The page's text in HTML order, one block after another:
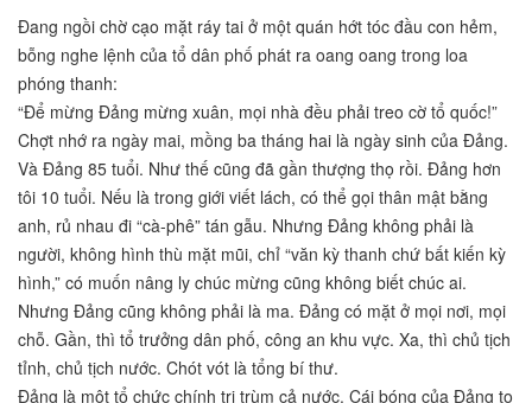
Đang ngồi chờ cạo mặt ráy tai ở một quán hớt tóc đầu con hẻm,
bỗng nghe lệnh của tổ dân phố phát ra oang oang trong loa
phóng thanh:
“Để mừng Đảng mừng xuân, mọi nhà đều phải treo cờ tổ quốc!”
Chợt nhớ ra ngày mai, mồng ba tháng hai là ngày sinh của Đảng.
Và Đảng 85 tuổi. Như thế cũng đã gần thượng thọ rồi. Đảng hơn
tôi 10 tuổi. Nếu là trong giới viết lách, có thể gọi thân mật bằng
anh, rủ nhau đi “cà-phê” tán gẫu. Nhưng Đảng không phải là
người, không hình thù mặt mũi, chỉ “văn kỳ thanh chứ bất kiến kỳ
hình,” có muốn nâng ly chúc mừng cũng không biết chúc ai.
Nhưng Đảng cũng không phải là ma. Đảng có mặt ở mọi nơi, mọi
chỗ. Gần, thì tổ trưởng dân phố, công an khu vực. Xa, thì chủ tịch
tỉnh, chủ tịch nước. Chót vót là tổng bí thư.
Đảng là một tổ chức chính trị trùm cả nước. Cái bóng của Đảng to